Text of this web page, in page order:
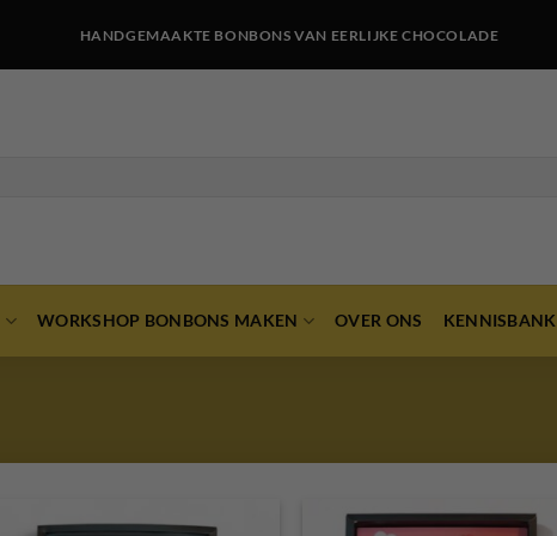
HANDGEMAAKTE BONBONS VAN EERLIJKE CHOCOLADE
WORKSHOP BONBONS MAKEN OVER ONS KENNISBANK